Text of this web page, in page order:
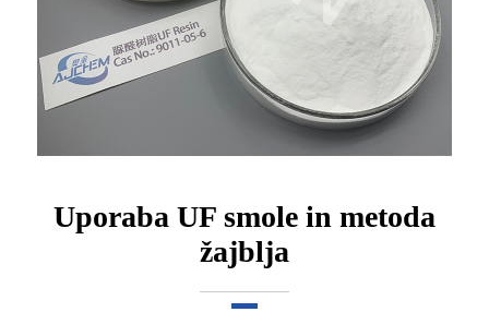
Uporaba UF smole in metoda
žajblja